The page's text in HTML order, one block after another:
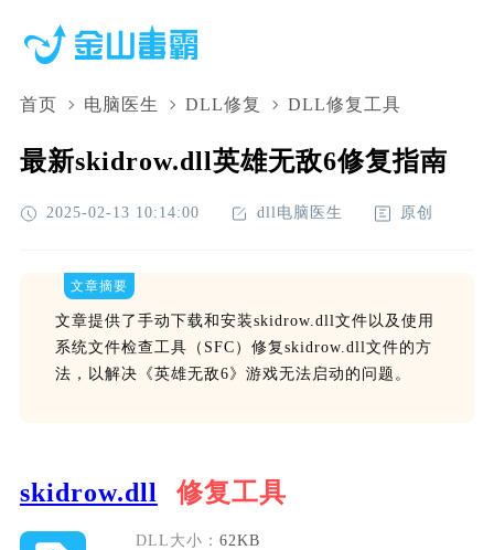
首页 电脑医生 DLL修复 DLL修复工具
最新skidrow.dll英雄无敌6修复指南
2025-02-13 10:14:00 dll电脑医生 原创
文章摘要
文章提供了手动下载和安装skidrow.dll文件以及使用
系统文件检查工具（SFC）修复skidrow.dll文件的方
法，以解决《英雄无敌6》游戏无法启动的问题。
skidrow.dll 修复工具
DLL大小： 62KB